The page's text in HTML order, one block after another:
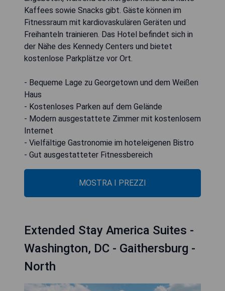
Kaffees sowie Snacks gibt. Gäste können im
Fitnessraum mit kardiovaskulären Geräten und
Freihanteln trainieren. Das Hotel befindet sich in
der Nähe des Kennedy Centers und bietet
kostenlose Parkplätze vor Ort.
- Bequeme Lage zu Georgetown und dem Weißen
Haus
- Kostenloses Parken auf dem Gelände
- Modern ausgestattete Zimmer mit kostenlosem
Internet
- Vielfältige Gastronomie im hoteleigenen Bistro
- Gut ausgestatteter Fitnessbereich
MOSTRA I PREZZI
Extended Stay America Suites -
Washington, DC - Gaithersburg -
North